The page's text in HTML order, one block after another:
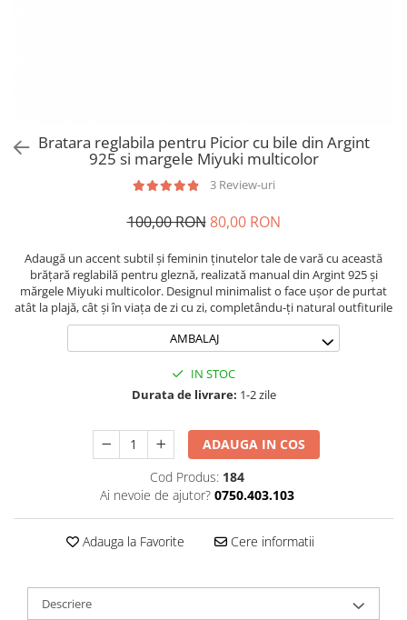
Coliere Transparente cu Initiale
Coliere Transparente cu Flori
Coliere Transparente cu Molecule
Naturale
Coliere Transparente Diverse
LĂNȚIȘOARE ARGINT
Lănțișoare cu Semilună
Lănțișoare cu Zodii
Lănțișoare Argint Diverse
Coliere cu Perle Naturale
Bratara reglabila pentru Picior cu bile din Argint
925 si margele Miyuki multicolor
3 Review-uri
100,00 RON 80,00 RON
Adaugă un accent subtil și feminin ținutelor tale de vară cu această
brățară reglabilă pentru gleznă, realizată manual din Argint 925 și
mărgele Miyuki multicolor. Designul minimalist o face ușor de purtat
atât la plajă, cât și în viața de zi cu zi, completându-ți natural outfiturile
AMBALAJ
IN STOC
Durata de livrare: 1-2 zile
ADAUGA IN COS
Cod Produs: 184
Ai nevoie de ajutor? 0750.403.103
Adauga la Favorite Cere informatii
Descriere